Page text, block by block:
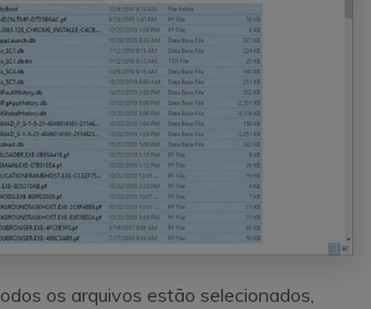
os arquivos estão selecionados,